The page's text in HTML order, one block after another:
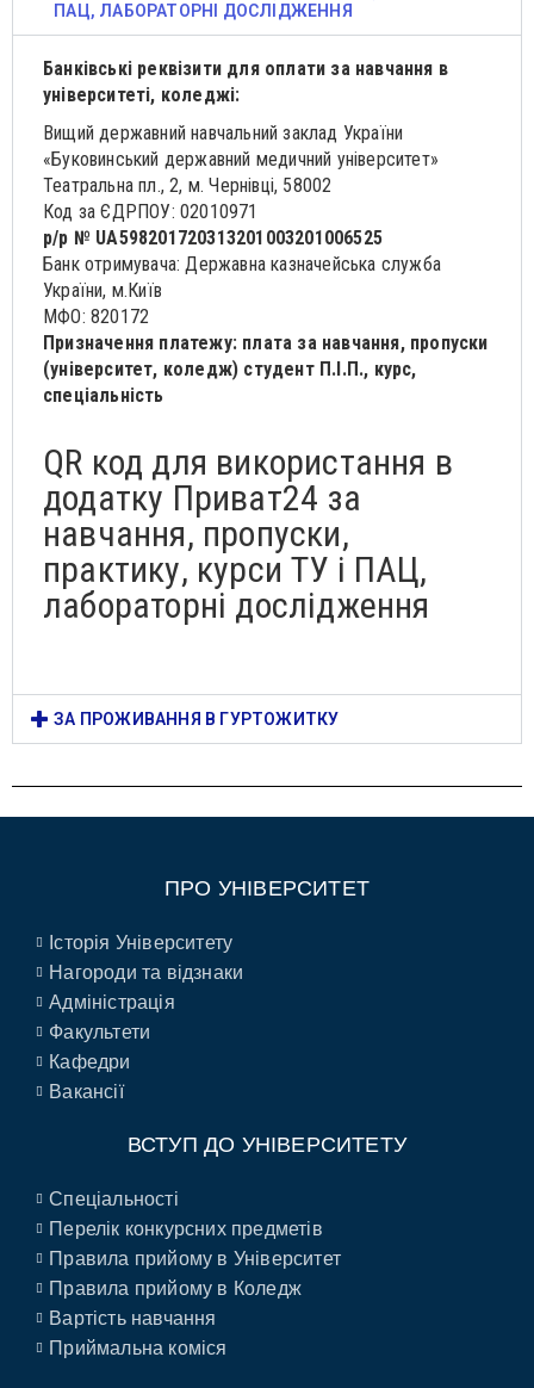
ПАЦ, ЛАБОРАТОРНІ ДОСЛІДЖЕННЯ​
Банківські реквізити для оплати за навчання в
університеті, коледжі:
Вищий державний навчальний заклад України
«Буковинський державний медичний університет»
Театральна пл., 2, м. Чернівці, 58002
Код за ЄДРПОУ: 02010971
р/р № UA598201720313201003201006525
Банк отримувача: Державна казначейська служба
України, м.Київ
МФО: 820172
Призначення платежу: плата за навчання, пропуски
(університет, коледж) студент П.І.П., курс,
спеціальність
QR код для використання в
додатку Приват24 за
навчання, пропуски,
практику, курси ТУ і ПАЦ,
лабораторні дослідження
ЗА ПРОЖИВАННЯ В ГУРТОЖИТКУ
ПРО УНІВЕРСИТЕТ
Історія Університету
Нагороди та відзнаки
Адміністрація
Факультети
Кафедри
Вакансії
ВСТУП ДО УНІВЕРСИТЕТУ
Спеціальності
Перелік конкурсних предметів
Правила прийому в Університет
Правила прийому в Коледж
Вартість навчання
Приймальна коміся